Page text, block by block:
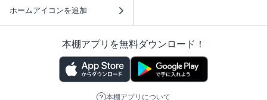
ホームアイコンを追加
本棚アプリを無料ダウンロード！
本棚アプリについて